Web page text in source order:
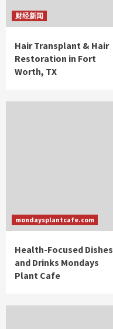
财经新闻
Hair Transplant & Hair
Restoration in Fort
Worth, TX
mondaysplantcafe.com
Health-Focused Dishes
and Drinks Mondays
Plant Cafe